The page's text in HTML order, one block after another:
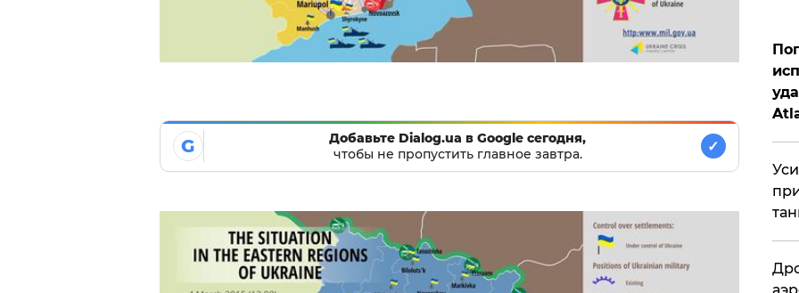
G
Добавьте Dialog.ua в Google сегодня,
чтобы не пропустить главное завтра.
✓